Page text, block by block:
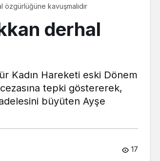
özgürlüğüne kavuşmalıdır
derhal
Kadın Hareketi eski Dönem
tepki göstererek,
büyüten Ayşe
17